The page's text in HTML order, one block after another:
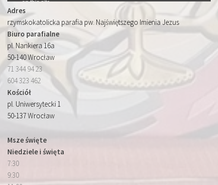
Adres
rzymskokatolicka parafia pw. Najświętszego Imienia Jezus
Biuro parafialne
pl. Nankiera 16a
50-140 Wrocław
71 344 94 23
604 323 462
Kościół
pl. Uniwersytecki 1
50-137 Wrocław
Msze święte
Niedziele i święta
7:30
9:30